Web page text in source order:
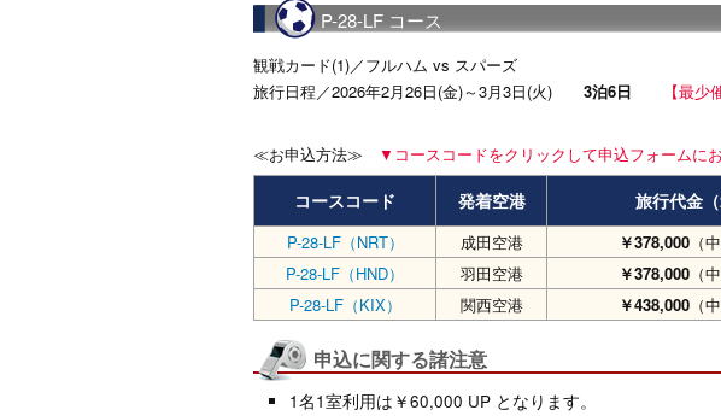
P-28-LF コース
観戦カード(1)／フルハム vs スパーズ
旅行日程／2026年2月26日(金)～3月3日(火) 3泊6日 【最少
≪お申込方法≫ ▼コースコードをクリックして申込フォームにお
コースコード 発着空港 旅行代金
P-28-LF（NRT） 成田空港 ￥378,000 （
P-28-LF（HND）
羽田空港 ￥378,000 （
P-28-LF（KIX）
関西空港 ￥438,000 （
申込に関する諸注意
1名1室利用は￥60,000 UP となります。